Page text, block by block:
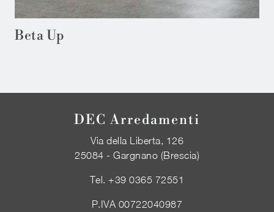
Beta Up
DEC Arredamenti
Via della Liberta, 126
25084 - Gargnano (Brescia)
Tel.+39 0365 72551
P.IVA 00722040987